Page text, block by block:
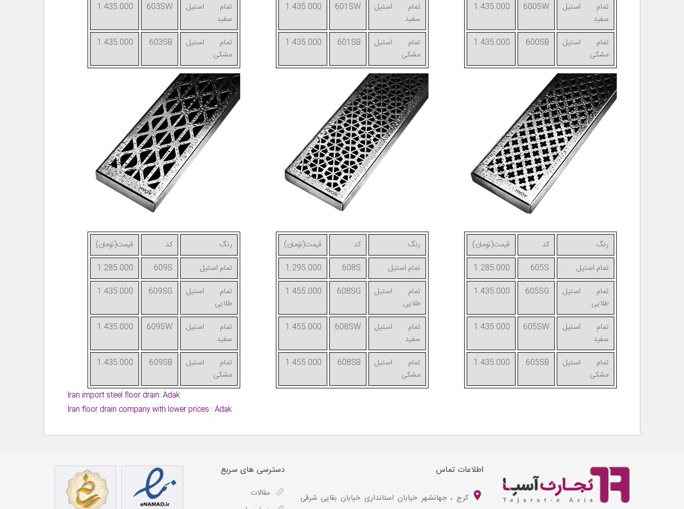
تمام استیل
سفید
600SW
1.435.000
تمام استیل
مشکی
600SB
1.435.000
تمام استیل
سفید
601SW
1.435.000
تمام استیل
مشکی
601SB
1.435.000
تمام استیل
سفید
603SW
1.435.000
تمام استیل
مشکی
603SB
1.435.000
رنگ کد
قیمت(تومان)
تمام استیل
605S
1.285.000
تمام استیل
طلایی
605SG
1.435.000
تمام استیل
سفید
605SW
1.435.000
تمام استیل
مشکی
605SB
1.435.000
رنگ کد
قیمت(تومان)
تمام استیل
608S
1.295.000
تمام استیل
طلایی
608SG
1.455.000
تمام استیل
سفید
608SW
1.455.000
تمام استیل
مشکی
608SB
1.455.000
رنگ کد
قیمت(تومان)
تمام استیل
609S
1.285.000
تمام استیل
طلایی
609SG
1.435.000
تمام استیل
سفید
609SW
1.435.000
تمام استیل
مشکی
609SB
1.435.000
Iran import steel floor drain: Adak
Iran floor drain company with lower prices : Adak
اطلاعات تماس
کرج ، جهانشهر خیابان استانداری خیابان بقایی شرقی
دسترسی های سریع
مقالات